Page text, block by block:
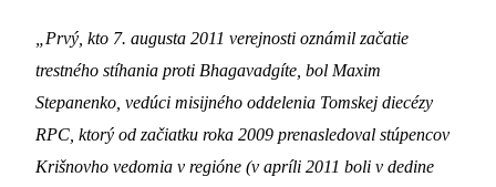
„Prvý, kto 7. augusta 2011 verejnosti oznámil začatie
trestného stíhania proti Bhagavadgíte, bol Maxim
Stepanenko, vedúci misijného oddelenia Tomskej diecézy
RPC, ktorý od začiatku roka 2009 prenasledoval stúpencov
Krišnovho vedomia v regióne (v apríli 2011 boli v dedine